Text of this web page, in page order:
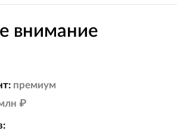
внимание
премиум
₽